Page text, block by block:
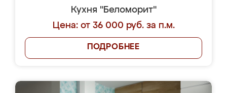
Кухня "Беломорит"
Цена: от 36 000 руб. за п.м.
ПОДРОБНЕЕ